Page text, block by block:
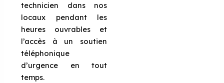
technicien dans nos
locaux pendant les
heures ouvrables et
l’accès à un soutien
téléphonique
d’urgence en tout
temps.